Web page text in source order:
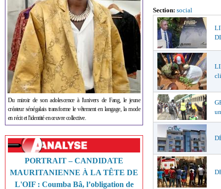
Du miroir de son adolescence à l'univers de Fang, le jeune
créateur sénégalais transforme le vêtement en langage, la mode
en récit et l'identité en œuvre collective.
PORTRAIT – CANDIDATE
MAURITANIENNE À LA TÊTE DE
L'OIF : Coumba Bâ, l’obligation de
Section: social